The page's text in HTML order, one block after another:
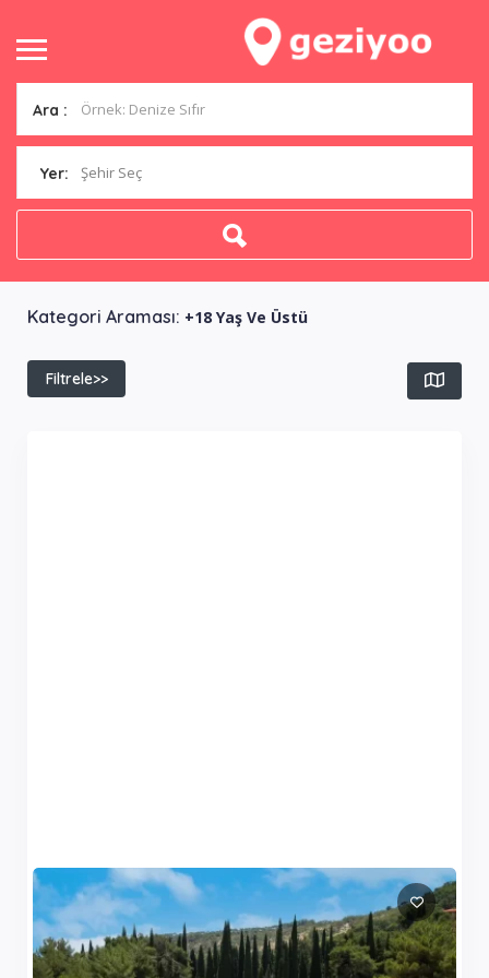
Ara :
Yer: Şehir Seç
Kategori Araması: +18 Yaş Ve Üstü
Filtrele>>